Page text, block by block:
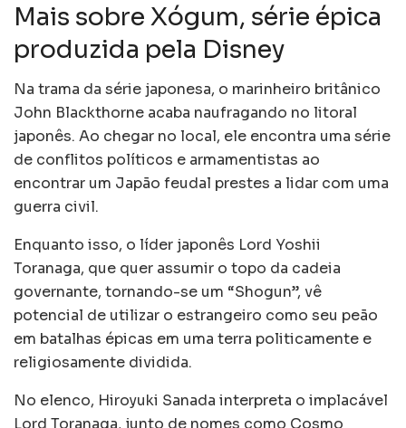
Mais sobre Xógum, série épica
produzida pela Disney
Na trama da série japonesa, o marinheiro britânico
John Blackthorne acaba naufragando no litoral
japonês. Ao chegar no local, ele encontra uma série
de conflitos políticos e armamentistas ao
encontrar um Japão feudal prestes a lidar com uma
guerra civil.
Enquanto isso, o líder japonês Lord Yoshii
Toranaga, que quer assumir o topo da cadeia
governante, tornando-se um “Shogun”, vê
potencial de utilizar o estrangeiro como seu peão
em batalhas épicas em uma terra politicamente e
religiosamente dividida.
No elenco, Hiroyuki Sanada interpreta o implacável